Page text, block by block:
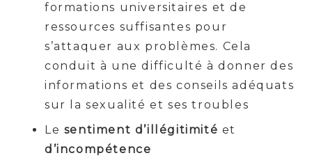
formations universitaires et de
ressources suffisantes pour
s’attaquer aux problèmes. Cela
conduit à une difficulté à donner des
informations et des conseils adéquats
sur la sexualité et ses troubles
Le sentiment d’illégitimité et
d’incompétence